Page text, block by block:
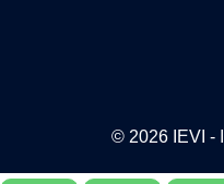
© 2026 IEVI -